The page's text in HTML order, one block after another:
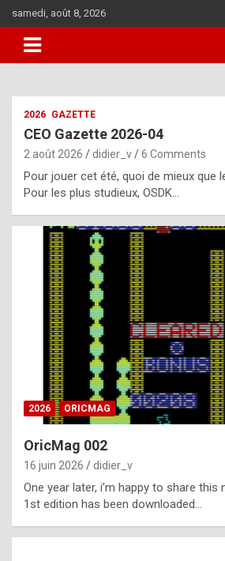
to
content
samedi, août 8, 2026
i
u
l
y
d
i
ff
i
l
t
t
2026 GAZETTE
CEO Gazette 2026-04
2 août 2026 didier_v 6 Comments
Pour jouer cet été, quoi de mieux que
Pour les plus studieux, OSDK…
2026 ORICMAG
OricMag 002
16 juin 2026 didier_v
One year later, i’m happy to share this
1st edition has been downloaded…